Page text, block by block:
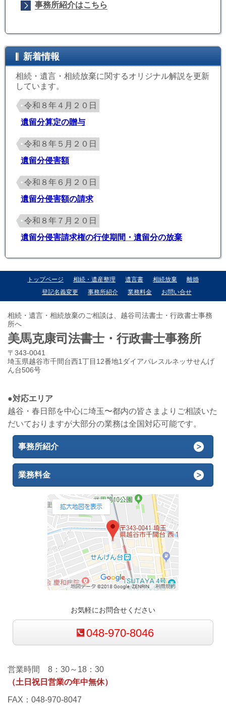
事務所紹介はこちら
新着情報
相続・遺言・相続放棄に関するオリジナル解説を更新
しています。
令和８年４月２０日
遺留分算定の贈与
令和８年５月２０日
遺留分侵害額
令和８年６月２０日
遺留分侵害額の請求
令和８年７月２０日
遺留分侵害請求権の行使期間・遺留分の放棄
トップページ 相続・遺産整理 遺言書 相続放棄
離婚
登記名義変更
事務所紹介 業務料金 お問い合せ
相続・遺言・相続放棄のご相談は、越谷司法書士・行政書士事務
所へ
美馬克康司法書士・行政書士事務所
〒343-0041
埼玉県越谷市千間台西1丁目12番地1ダイアパレスルネッサせんげ
ん台506号
●対応エリア
越谷・春日部を中心に埼玉〜都内の皆さまよりご相談いた
だいておりますが大部分の業務は全国対応可能です。
事務所紹介
業務料金
お気軽にお問合せください
048-970-8046
営業時間 8：30～18：30
（土日祝日営業の年中無休）
FAX：048-970-8047